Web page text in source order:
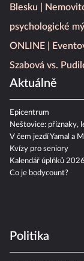
Blesku
psychologické
ONLINE
Szabová vs.
Aktuálně
Epicentrum
Neštovice: příznaky,
V čem jezdí Yamal a
Kvízy pro seniory
Kalendář úplňků 2026
Co je bodycount?
Politika